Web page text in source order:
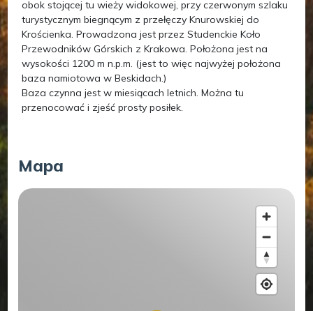
obok stojącej tu wieży widokowej, przy czerwonym szlaku
turystycznym biegnącym z przełęczy Knurowskiej do
Krościenka. Prowadzona jest przez Studenckie Koło
Przewodników Górskich z Krakowa. Położona jest na
wysokości 1200 m n.p.m. (jest to więc najwyżej położona
baza namiotowa w Beskidach.)
Baza czynna jest w miesiącach letnich. Można tu
przenocować i zjeść prosty posiłek.
Mapa